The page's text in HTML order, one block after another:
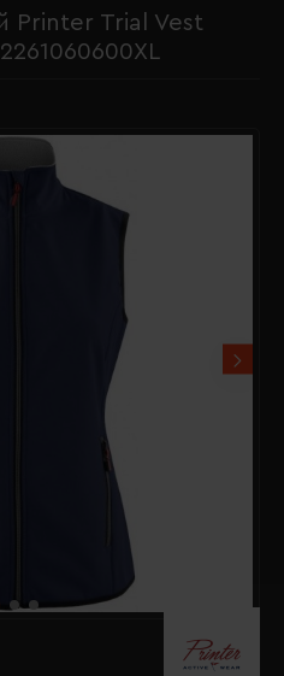
Printer Trial Vest